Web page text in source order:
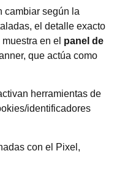
cambiar según la
el detalle exacto
en el panel de
que actúa como
herramientas de
identificadores
con el Pixel,